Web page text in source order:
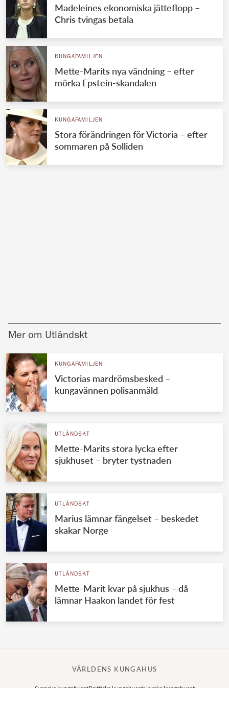
Madeleines ekonomiska jätteflopp –
Chris tvingas betala
KUNGAFAMILJEN
Mette-Marits nya vändning – efter
mörka Epstein-skandalen
KUNGAFAMILJEN
Stora förändringen för Victoria – efter
sommaren på Solliden
Mer om Utländskt
KUNGAFAMILJEN
Victorias mardrömsbesked –
kungavännen polisanmäld
UTLÄNDSKT
Mette-Marits stora lycka efter
sjukhuset – bryter tystnaden
UTLÄNDSKT
Marius lämnar fängelset – beskedet
skakar Norge
UTLÄNDSKT
Mette-Marit kvar på sjukhus – då
lämnar Haakon landet för fest
VÄRLDENS KUNGAHUS
Svenska kungahusetBrittiska kungahusetNorska kungahuset